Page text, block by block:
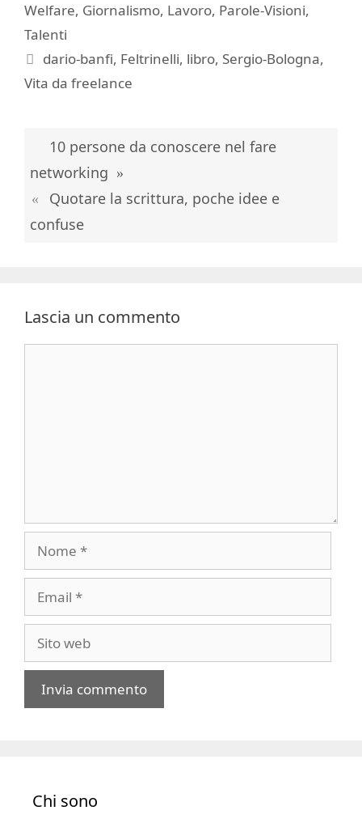
Welfare, Giornalismo, Lavoro, Parole-Visioni,
Talenti
Tag
dario-banfi, Feltrinelli, libro, Sergio-Bologna,
Vita da freelance
10 persone da conoscere nel fare
networking
Quotare la scrittura, poche idee e
confuse
Lascia un commento
web
Chi sono